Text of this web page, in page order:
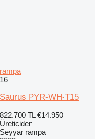
rampa
16
Saurus PYR-WH-T15
822.700 TL €14.950
Üreticiden
Seyyar rampa